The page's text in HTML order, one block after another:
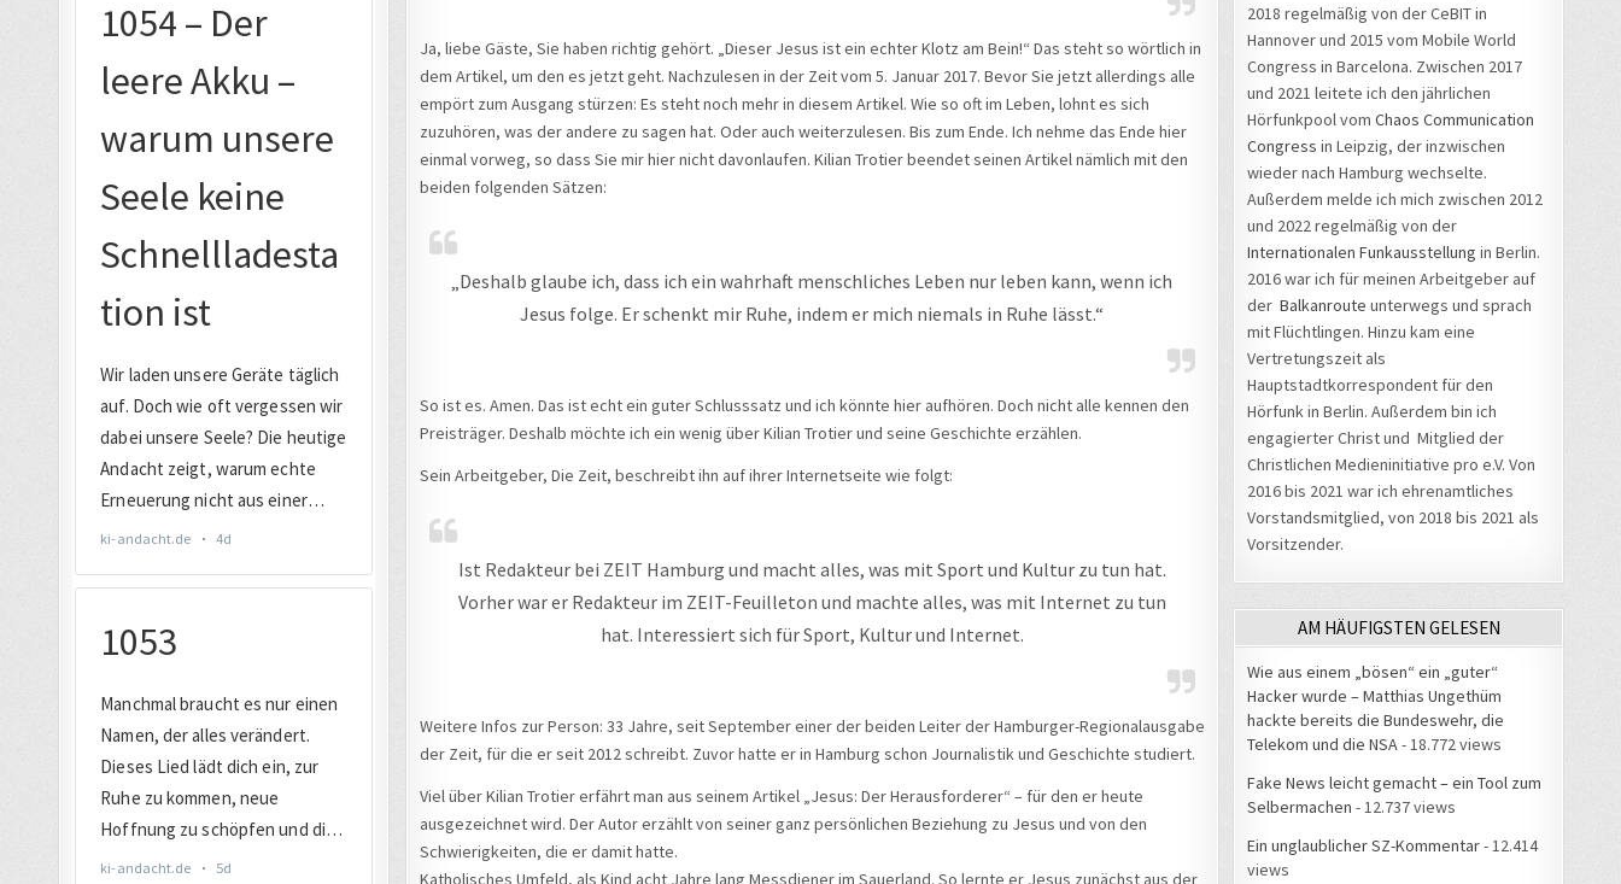
Ja, liebe Gäste, Sie haben richtig gehört. „Dieser Jesus ist ein echter Klotz am Bein!“ Das steht so wörtlich in
dem Artikel, um den es jetzt geht. Nachzulesen in der Zeit vom 5. Januar 2017. Bevor Sie jetzt allerdings alle
empört zum Ausgang stürzen: Es steht noch mehr in diesem Artikel. Wie so oft im Leben, lohnt es sich
zuzuhören, was der andere zu sagen hat. Oder auch weiterzulesen. Bis zum Ende. Ich nehme das Ende hier
einmal vorweg, so dass Sie mir hier nicht davonlaufen. Kilian Trotier beendet seinen Artikel nämlich mit den
beiden folgenden Sätzen:
„Deshalb glaube ich, dass ich ein wahrhaft menschliches Leben nur leben kann, wenn ich
Jesus folge. Er schenkt mir Ruhe, indem er mich niemals in Ruhe lässt.“
So ist es. Amen. Das ist echt ein guter Schlusssatz und ich könnte hier aufhören. Doch nicht alle kennen den
Preisträger. Deshalb möchte ich ein wenig über Kilian Trotier und seine Geschichte erzählen.
Sein Arbeitgeber, Die Zeit, beschreibt ihn auf ihrer Internetseite wie folgt:
Ist Redakteur bei ZEIT Hamburg und macht alles, was mit Sport und Kultur zu tun hat.
Vorher war er Redakteur im ZEIT-Feuilleton und machte alles, was mit Internet zu tun
hat. Interessiert sich für Sport, Kultur und Internet.
Weitere Infos zur Person: 33 Jahre, seit September einer der beiden Leiter der Hamburger-Regionalausgabe
der Zeit, für die er seit 2012 schreibt. Zuvor hatte er in Hamburg schon Journalistik und Geschichte studiert.
Viel über Kilian Trotier erfährt man aus seinem Artikel „Jesus: Der Herausforderer“ – für den er heute
ausgezeichnet wird. Der Autor erzählt von seiner ganz persönlichen Beziehung zu Jesus und von den
Schwierigkeiten, die er damit hatte.
Katholisches Umfeld, als Kind acht Jahre lang Messdiener im Sauerland. So lernte er Jesus zunächst aus der
2018 regelmäßig von der CeBIT in
Hannover und 2015 vom Mobile World
Congress in Barcelona. Zwischen 2017
und 2021 leitete ich den jährlichen
Hörfunkpool vom Chaos Communication
Congress in Leipzig, der inzwischen
wieder nach Hamburg wechselte.
Außerdem melde ich mich zwischen 2012
und 2022 regelmäßig von der
Internationalen Funkausstellung in Berlin.
2016 war ich für meinen Arbeitgeber auf
der Balkanroute unterwegs und sprach
mit Flüchtlingen. Hinzu kam eine
Vertretungszeit als
Hauptstadtkorrespondent für den
Hörfunk in Berlin. Außerdem bin ich
engagierter Christ und Mitglied der
Christlichen Medieninitiative pro e.V. Von
2016 bis 2021 war ich ehrenamtliches
Vorstandsmitglied, von 2018 bis 2021 als
Vorsitzender.
AM HÄUFIGSTEN GELESEN
Wie aus einem „bösen“ ein „guter“
Hacker wurde – Matthias Ungethüm
hackte bereits die Bundeswehr, die
Telekom und die NSA - 18.772 views
Fake News leicht gemacht – ein Tool zum
Selbermachen - 12.737 views
Ein unglaublicher SZ-Kommentar- 12.414
views